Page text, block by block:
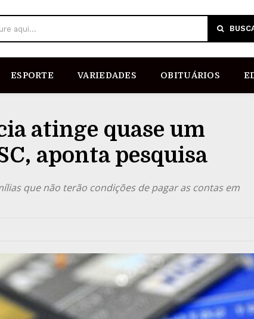
aqui...
ESPORTE VARIEDADES OBITUÁRIOS
atinge quase um
aponta pesquisa
que não terão condições de pagar as contas em